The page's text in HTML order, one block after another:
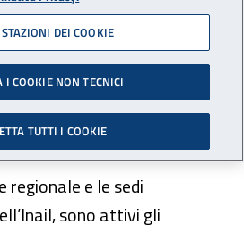
online per
Covid-19
telefonici e telematici di
sociale.
regionale e le sedi
sono attivi gli
DEI COOKIE
I COOKIE NON TECNICI
TUTTI I COOKIE